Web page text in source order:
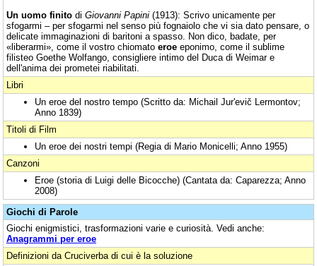
Un uomo finito di Giovanni Papini (1913): Scrivo unicamente per
sfogarmi – per sfogarmi nel senso più fognaiolo che vi sia dato pensare, o
delicate immaginazioni di baritoni a spasso. Non dico, badate, per
«liberarmi», come il vostro chiomato eroe eponimo, come il sublime
filisteo Goethe Wolfango, consigliere intimo del Duca di Weimar e
dell'anima dei prometei riabilitati.
Libri
Un eroe del nostro tempo (Scritto da: Michail Jur'evič Lermontov;
Anno 1839)
Titoli di Film
Un eroe dei nostri tempi (Regia di Mario Monicelli; Anno 1955)
Canzoni
Eroe (storia di Luigi delle Bicocche) (Cantata da: Caparezza; Anno
2008)
Giochi di Parole
Giochi enigmistici, trasformazioni varie e curiosità. Vedi anche:
Anagrammi per eroe
Definizioni da Cruciverba di cui è la soluzione